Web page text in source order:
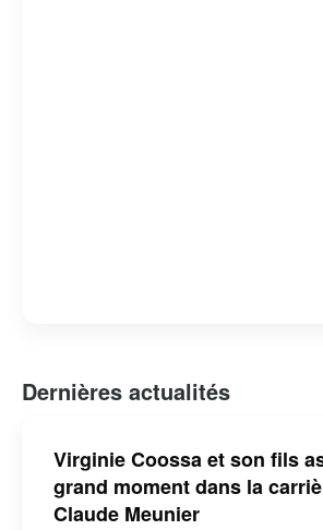
Dernières actualités
Virginie Coossa et son fils
grand moment dans la
Claude Meunier